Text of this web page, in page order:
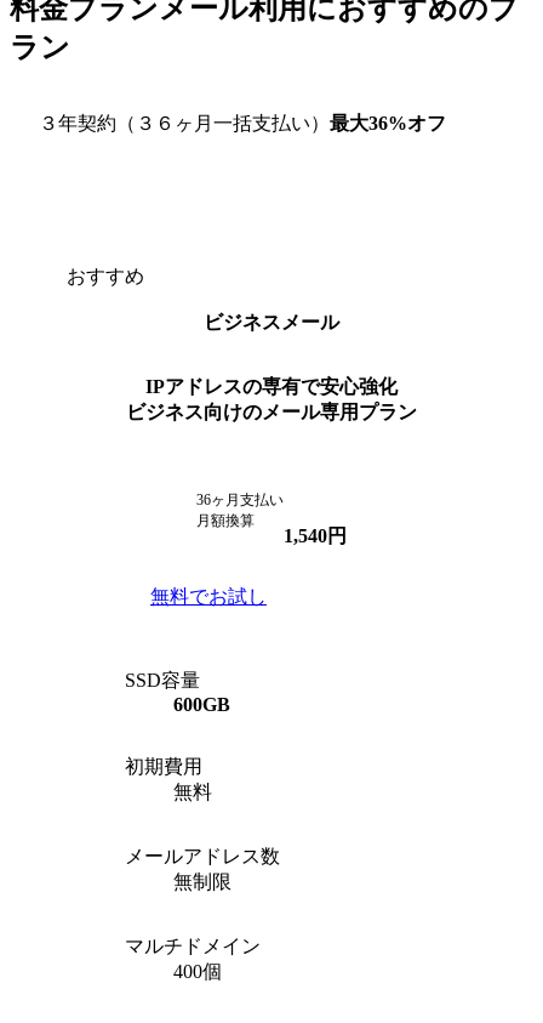
料金プランメール利用におすすめのプ
ラン
３年契約（３６ヶ月一括支払い） 最大36%オフ
おすすめ
ビジネスメール
IPアドレスの専有で安心強化
ビジネス向けのメール専用プラン
36ヶ月支払い
月額換算
1,540円
無料でお試し
SSD容量
600GB
初期費用
無料
メールアドレス数
無制限
マルチドメイン
400個